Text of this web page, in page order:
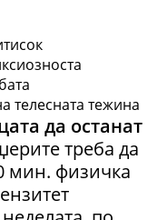
телесната тежина
да останат
треба да
мин. физичка